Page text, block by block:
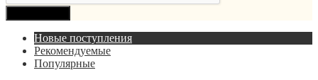
Новые поступления
Рекомендуемые
Популярные